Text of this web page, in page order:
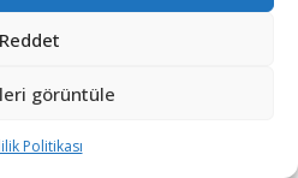
Reddet
görüntüle
Politikası
ekipler de eşlik etti.